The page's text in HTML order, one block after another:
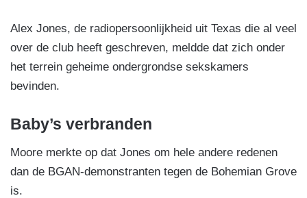
Alex Jones, de radiopersoonlijkheid uit Texas die al veel
over de club heeft geschreven, meldde dat zich onder
het terrein geheime ondergrondse sekskamers
bevinden.
Baby’s verbranden
Moore merkte op dat Jones om hele andere redenen
dan de BGAN-demonstranten tegen de Bohemian Grove
is.